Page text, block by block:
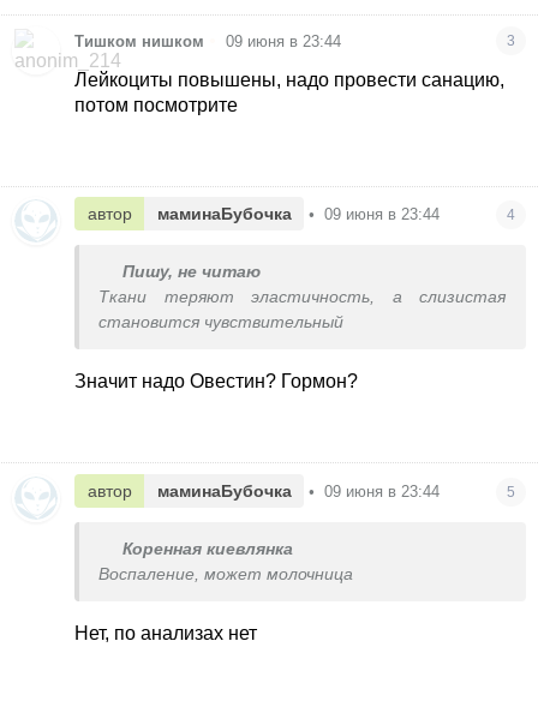
Тишком нишком 09 июня в 23:44 3
Лейкоциты повышены, надо провести санацию,
потом посмотрите
автор маминаБубочка • 09 июня в 23:44 4
Пишу, не читаю
Ткани теряют эластичность, а слизистая
становится чувствительный
Значит надо Овестин? Гормон?
автор маминаБубочка • 09 июня в 23:44 5
Коренная киевлянка
Воспаление, может молочница
Нет, по анализах нет